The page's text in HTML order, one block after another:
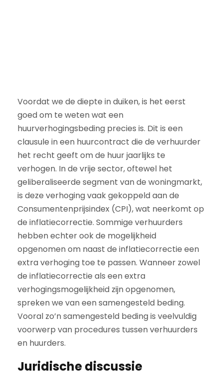
Voordat we de diepte in duiken, is het eerst
goed om te weten wat een
huurverhogingsbeding precies is. Dit is een
clausule in een huurcontract die de verhuurder
het recht geeft om de huur jaarlijks te
verhogen. In de vrije sector, oftewel het
geliberaliseerde segment van de woningmarkt,
is deze verhoging vaak gekoppeld aan de
Consumentenprijsindex (CPI), wat neerkomt op
de inflatiecorrectie. Sommige verhuurders
hebben echter ook de mogelijkheid
opgenomen om naast de inflatiecorrectie een
extra verhoging toe te passen. Wanneer zowel
de inflatiecorrectie als een extra
verhogingsmogelijkheid zijn opgenomen,
spreken we van een samengesteld beding.
Vooral zo’n samengesteld beding is veelvuldig
voorwerp van procedures tussen verhuurders
en huurders.
Juridische discussie